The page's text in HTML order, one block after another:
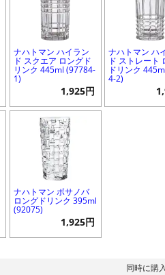
ナハトマン ハイラン
ド スクエア ロングド
リンク 445ml (97784-
1)
1,925円
ナハトマン ハ
ド ストレート
ドリンク
4-2)
ナハトマン ボサノバ
ロングドリンク 395ml
(92075)
1,925円
同時に購